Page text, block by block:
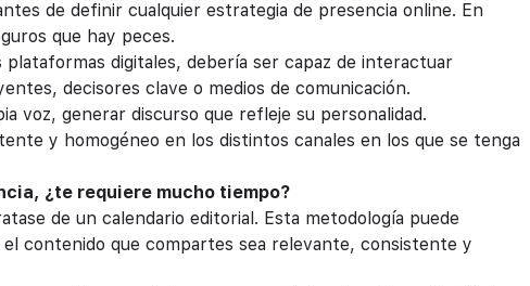
de definir cualquier estrategia de presencia online. En
que hay peces.
digitales, debería ser capaz de interactuar
decisores clave o medios de comunicación.
voz, generar discurso que refleje su personalidad.
y homogéneo en los distintos canales en los que se tenga
¿te requiere mucho tiempo?
de un calendario editorial. Esta metodología puede
contenido que compartes sea relevante, consistente y